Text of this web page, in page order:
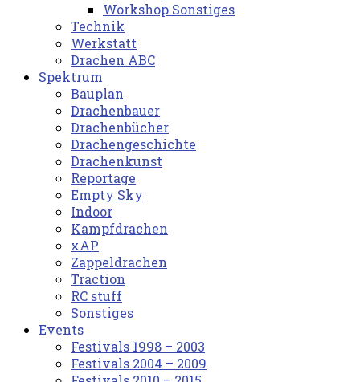
Workshop Sonstiges
Technik
Werkstatt
Drachen ABC
Spektrum
Bauplan
Drachenbauer
Drachenbücher
Drachengeschichte
Drachenkunst
Reportage
Empty Sky
Indoor
Kampfdrachen
xAP
Zappeldrachen
Traction
RC stuff
Sonstiges
Events
Festivals 1998 – 2003
Festivals 2004 – 2009